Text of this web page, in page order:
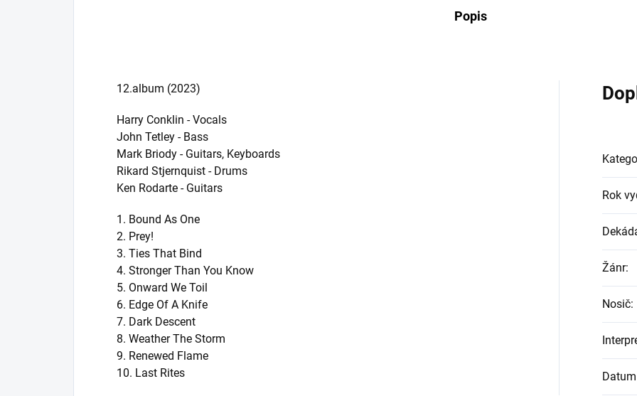
Popis
12.album (2023)
Harry Conklin - Vocals
John Tetley - Bass
Mark Briody - Guitars, Keyboards
Rikard Stjernquist - Drums
Ken Rodarte - Guitars
1. Bound As One
2. Prey!
3. Ties That Bind
4. Stronger Than You Know
5. Onward We Toil
6. Edge Of A Knife
7. Dark Descent
8. Weather The Storm
9. Renewed Flame
10. Last Rites
Rok
Žánr:
Nosič: